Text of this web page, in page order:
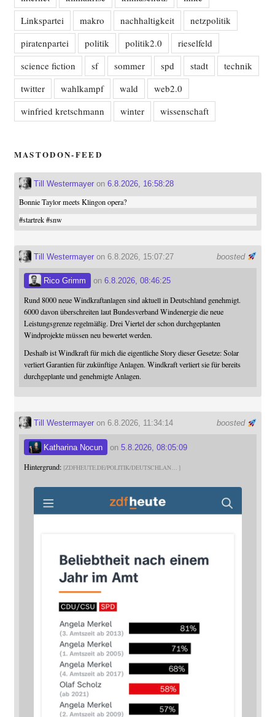
Linkspartei
makro nachhaltigkeit
netzpolitik
piratenpartei
politik politik2.0
rieselfeld
science fiction
sf sommer spd stadt
technik
twitter
wahlkampf wald
web2.0
winfried kretschmann
winter wissenschaft
MASTODON-FEED
Till Westermayeron 6.8.2026, 16:58:28
Bonnie Taylor meets Klingon opera?
#startrek #snw
boosted
Till Westermayeron 6.8.2026, 15:07:27
Rico Grimm on 6.8.2026, 08:46:25
Rund 8000 neue Windkraftanlagen sind aktuell in Deutschland genehmigt.
6000 davon überschreiten laut Bundesverband Windenergie die neue
Leistungsgrenze regelmäßig. Drei Viertel der schon durchgeplanten
Windprojekte müssen neu bewertet werden.
Deshalb ist Windkraft für mich die eigentliche Story dieser Gesetze: Solar
verliert Garantien für zukünftige Anlagen. Windkraft verliert sie für bereits
durchgeplante und genehmigte Anlagen.
boosted
Till Westermayeron 6.8.2026, 11:34:14
Katharina Nocun on 5.8.2026, 08:05:09
Hintergrund: ZDFHEUTE.DE/POLITIK/DEUTSCHLAN